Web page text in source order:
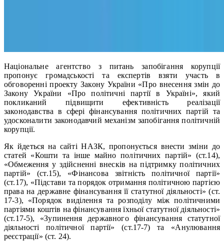
Національне агентство з питань запобігання корупції
пропонує громадськості та експертів взяти участь в
обговоренні проекту Закону України «Про внесення змін до
Закону України «Про політичні партії в Україні», який
покликаний підвищити ефективність реалізації
законодавства в сфері фінансування політичних партій та
удосконалити законодавчий механізм запобігання політичній
корупції.
Як йдеться на сайті НАЗК, пропонується внести зміни до
статей «Кошти та інше майно політичних партій» (ст.14),
«Обмеження у здійсненні внесків на підтримку політичних
партій» (ст.15), «Фінансова звітність політичної партії»
(ст.17), «Підстави та порядок отримання політичною партією
права на державне фінансування її статутної діяльності» (ст.
17-3), «Порядок виділення та розподілу між політичними
партіями коштів на фінансування їхньої статутної діяльності»
(ст.17-5), «Зупинення державного фінансування статутної
діяльності політичної партії» (ст.17-7) та «Анулювання
реєстрації» (ст. 24).